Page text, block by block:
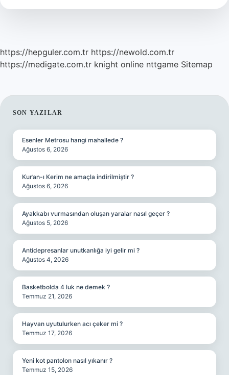
https://hepguler.com.tr https://newold.com.tr
https://medigate.com.tr knight online nttgame Sitemap
SIDEBAR
SON YAZILAR
Esenler Metrosu hangi mahallede ?
Ağustos 6, 2026
Kur’an-ı Kerim ne amaçla indirilmiştir ?
Ağustos 6, 2026
Ayakkabı vurmasından oluşan yaralar nasıl geçer ?
Ağustos 5, 2026
Antidepresanlar unutkanlığa iyi gelir mi ?
Ağustos 4, 2026
Basketbolda 4 luk ne demek ?
Temmuz 21, 2026
Hayvan uyutulurken acı çeker mi ?
Temmuz 17, 2026
Yeni kot pantolon nasıl yıkanır ?
Temmuz 15, 2026